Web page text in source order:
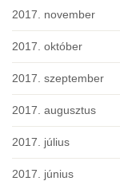
2017. november
2017. október
2017. szeptember
2017. augusztus
2017. július
2017. június